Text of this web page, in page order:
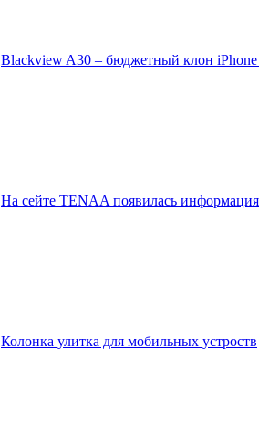
Blackview A30 – бюджетный клон iPhone
На сейте TENAA появилась
Колонка улитка для мобильных устроств